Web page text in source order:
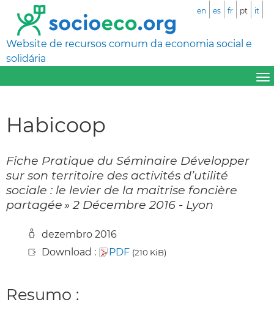
Website de recursos comum da economia social e
solidária
en es fr pt it
Habicoop
Fiche Pratique du Séminaire Développer
sur son territoire des activités d’utilité
sociale : le levier de la maitrise foncière
partagée » 2 Décembre 2016 - Lyon
dezembro 2016
Download :
PDF (210 KiB)
Resumo :